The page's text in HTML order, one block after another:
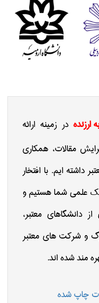
ارزنده در زمینه ارائه
مقالات، همکاری
داشته ایم. با افتخار
علمی شما هستیم و
دانشگاهای معتبر،
و شرکت های معتبر
مند شده اند.
چاپ شده